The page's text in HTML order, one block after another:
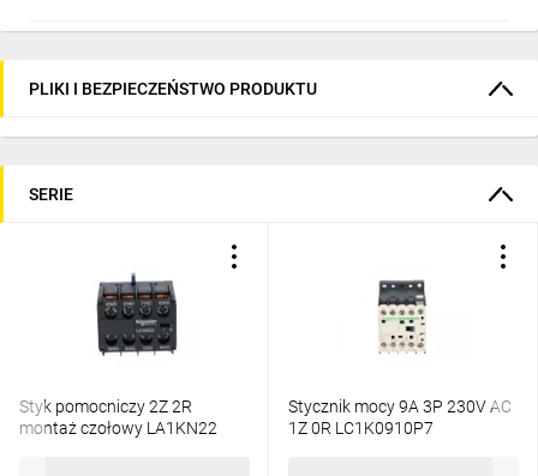
PLIKI I BEZPIECZEŃSTWO PRODUKTU
SERIE
Styk pomocniczy 2Z 2R
montaż czołowy LA1KN22
Stycznik mocy 9A 3P 230V AC
1Z 0R LC1K0910P7